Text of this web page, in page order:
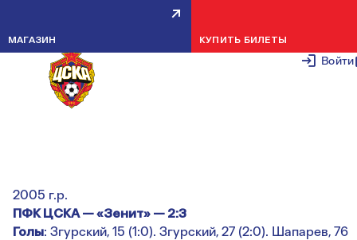
Войти
МАГАЗИН КУПИТЬ БИЛЕТЫ
ЮФЛ, 23-Й ТУР: ИТОГИ
ПРОТИВ ЗЕНИТА
2005 г.р.
ПФК ЦСКА — «Зенит» — 2:3
Голы: Згурский, 15 (1:0). Згурский, 27 (2:0). Шапарев, 76